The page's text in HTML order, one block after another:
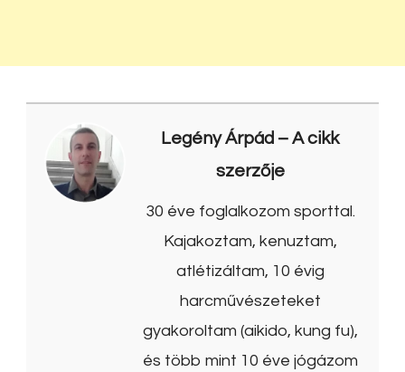
Legény Árpád – A cikk
szerzője
30 éve foglalkozom sporttal.
Kajakoztam, kenuztam,
atlétizáltam, 10 évig
harcművészeteket
gyakoroltam (aikido, kung fu),
és több mint 10 éve jógázom